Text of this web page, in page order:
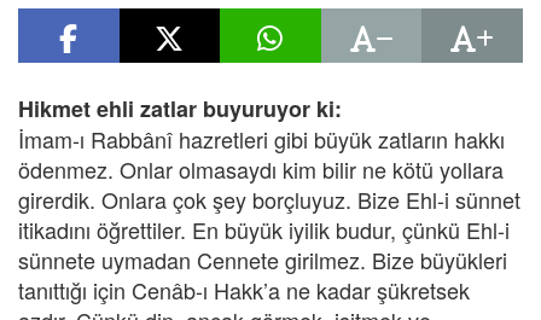
Hikmet ehli zatlar buyuruyor ki:
İmam-ı Rabbânî hazretleri gibi büyük zatların hakkı
ödenmez. Onlar olmasaydı kim bilir ne kötü yollara
girerdik. Onlara çok şey borçluyuz. Bize Ehl-i sünnet
itikadını öğrettiler. En büyük iyilik budur, çünkü Ehl-i
sünnete uymadan Cennete girilmez. Bize büyükleri
tanıttığı için Cenâb-ı Hakk’a ne kadar şükretsek